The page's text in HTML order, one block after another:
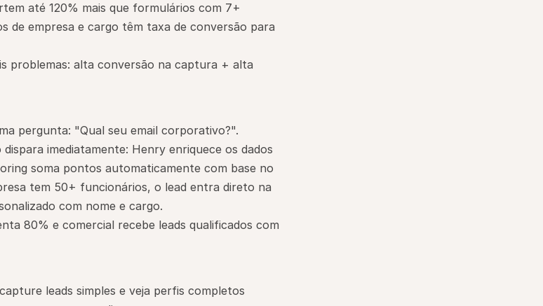
até 120% mais que formulários com 7+
de empresa e cargo têm taxa de conversão para
problemas: alta conversão na captura + alta
pergunta: "Qual seu email corporativo?".
imediatamente: Henry enriquece os dados
soma pontos automaticamente com base no
tem 50+ funcionários, o lead entra direto na
com nome e cargo.
80% e comercial recebe leads qualificados com
leads simples e veja perfis completos